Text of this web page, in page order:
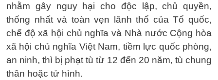
nhằm gây nguy hại cho độc lập, chủ quyền,
thống nhất và toàn vẹn lãnh thổ của Tổ quốc,
chế độ xã hội chủ nghĩa và Nhà nước Cộng hòa
xã hội chủ nghĩa Việt Nam, tiềm lực quốc phòng,
an ninh, thì bị phạt tù từ 12 đến 20 năm, tù chung
thân hoặc tử hình.